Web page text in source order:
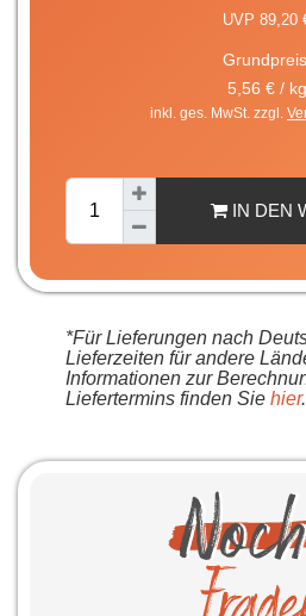
UVP 89,20
5,56 € / kg
inkl. ges. MwSt. zzgl.
IN DEN
*Für Lieferungen nach
Lieferzeiten für andere
Informationen zur
Liefertermins finden Sie hier.